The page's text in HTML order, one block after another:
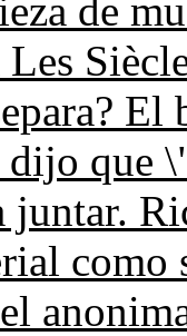
de
que
juntar.